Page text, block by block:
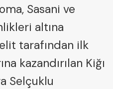
Sasani ve
altına
tarafından ilk
kazandırılan Kiğı
Selçuklu